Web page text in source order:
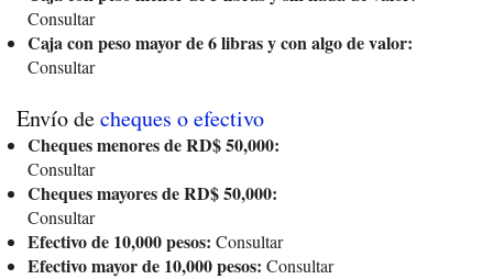
Consultar
Caja con peso mayor de 6 libras y con algo de valor:
Consultar
Envío decheques o efectivo
Cheques menores de RD$ 50,000:
Consultar
Cheques mayores de RD$ 50,000:
Consultar
Efectivo de 10,000 pesos: Consultar
Efectivo mayor de 10,000 pesos: Consultar